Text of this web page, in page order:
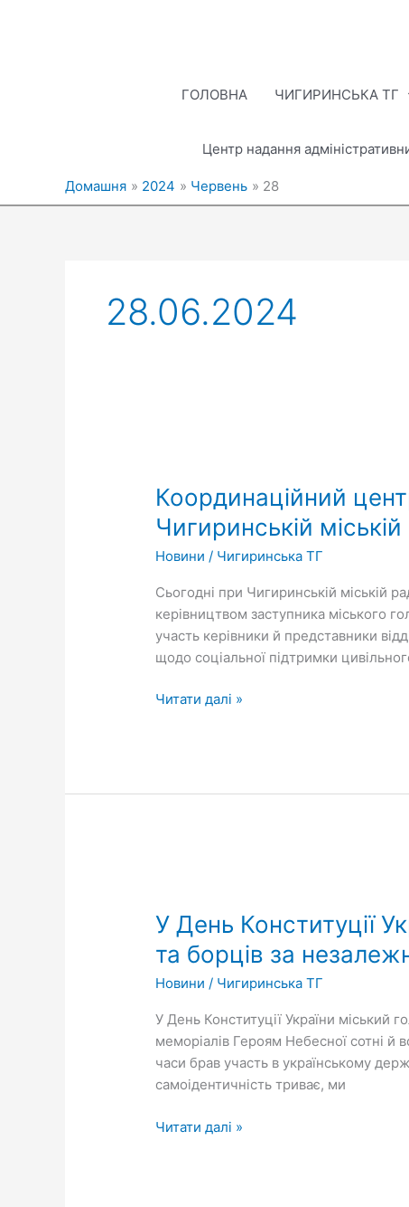
ГОЛОВНА ЧИГИРИНСЬКА ТГ
Центр надання
Домашня 2024 Червень 28
28.06.2024
Координаційний
Чигиринській міській
Новини / Чигиринська ТГ
Сьогодні при Чигиринській міській
керівництвом заступника міського
участь керівники й представники
щодо соціальної підтримки
з
підтримки
цивільного
населення
при
Чигиринській
міській
раді
Читати далі »
У День Конституції
та борців за
Новини / Чигиринська ТГ
У День Конституції України міський
меморіалів Героям Небесної сотні й
часи брав участь в українському
самоідентичність триває, ми
Конституції
України
вшанували
пам’ять
державотворення
та
борців
за
нашої
Читати далі »